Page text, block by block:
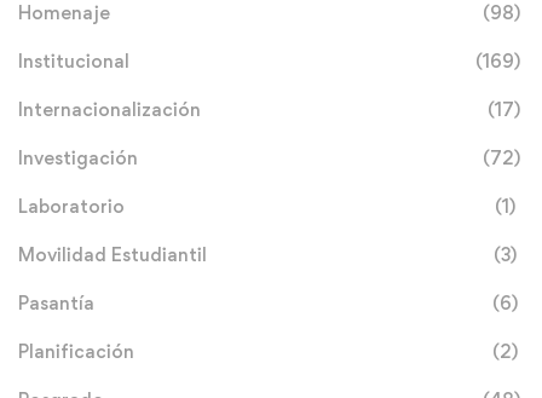
Homenaje (98)
Institucional (169)
Internacionalización (17)
Investigación (72)
Laboratorio (1)
Movilidad Estudiantil (3)
Pasantía (6)
Planificación (2)